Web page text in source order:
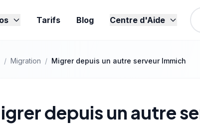
Tarifs Blog Centre d'Aide
/ Migration / Migrer depuis un autre serveur Immich
depuis un autre